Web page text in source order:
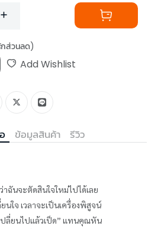
ส่วนลด)
Add Wishlist
ข้อมูลสินค้า รีวิว
ฉันจะตัดสินใจใหม่ไปได้เลย
นใจ เวลาจะเป็นเครื่องพิสูจน์
ปลี่ยนไปแล้วเป็ด” แทนคุณหัน